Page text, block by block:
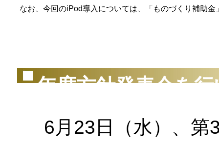
なお、今回のiPod導入については、「ものづくり補助金
年度方針発表会を
6月23日（水）、第